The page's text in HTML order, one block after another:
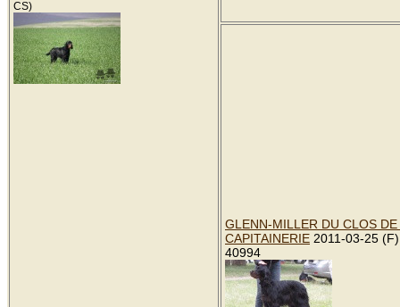
CS)
GLENN-MILLER DU CLOS DE
CAPITAINERIE 2011-03-25
40994